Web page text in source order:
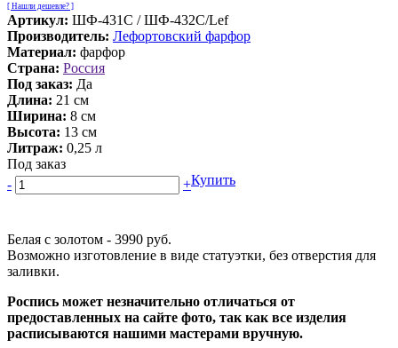
[ Нашли дешевле? ]
Артикул: ШФ-431С / ШФ-432С/Lef
Производитель: Лефортовский фарфор
Материал: фарфор
Страна: Россия
Под заказ: Да
Длина: 21 см
Ширина: 8 см
Высота: 13 см
Литраж: 0,25 л
Под заказ
-
+Купить
Белая с золотом - 3990 руб.
Возможно изготовление в виде статуэтки, без отверстия для
заливки.
Роспись может незначительно отличаться от
предоставленных на сайте фото, так как все изделия
расписываются нашими мастерами вручную.